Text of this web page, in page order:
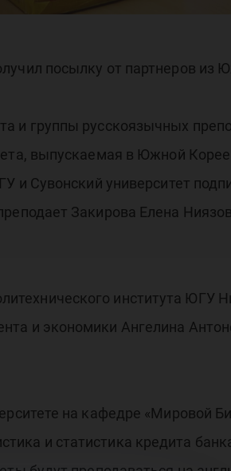
посылку от партнеров из
и группы русскоязычных
выпускаемая в Южной
и Сувонский университет
Закирова Елена
института ЮГУ
и экономики Ангелина
на кафедре «Мировой
и статистика кредита